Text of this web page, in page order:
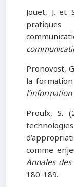
Jouët, J. et
Pronovost,
la
Proulx, S.
comme
Annales
180-189.